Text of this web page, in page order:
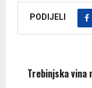
PODIJELI
Trebinjska vina